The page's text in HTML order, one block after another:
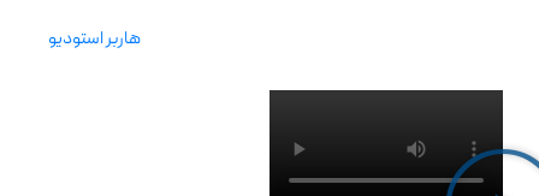
هاربر استودیو